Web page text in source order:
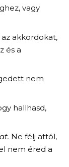
vagy
az akkordokat,
és a
nem
hallhasd,
Ne félj attól,
nem éred a